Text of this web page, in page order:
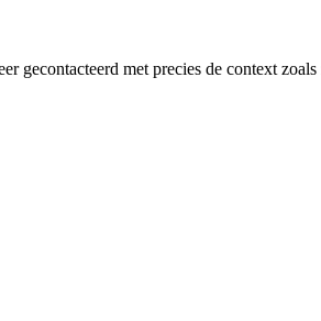
gecontacteerd met precies de context